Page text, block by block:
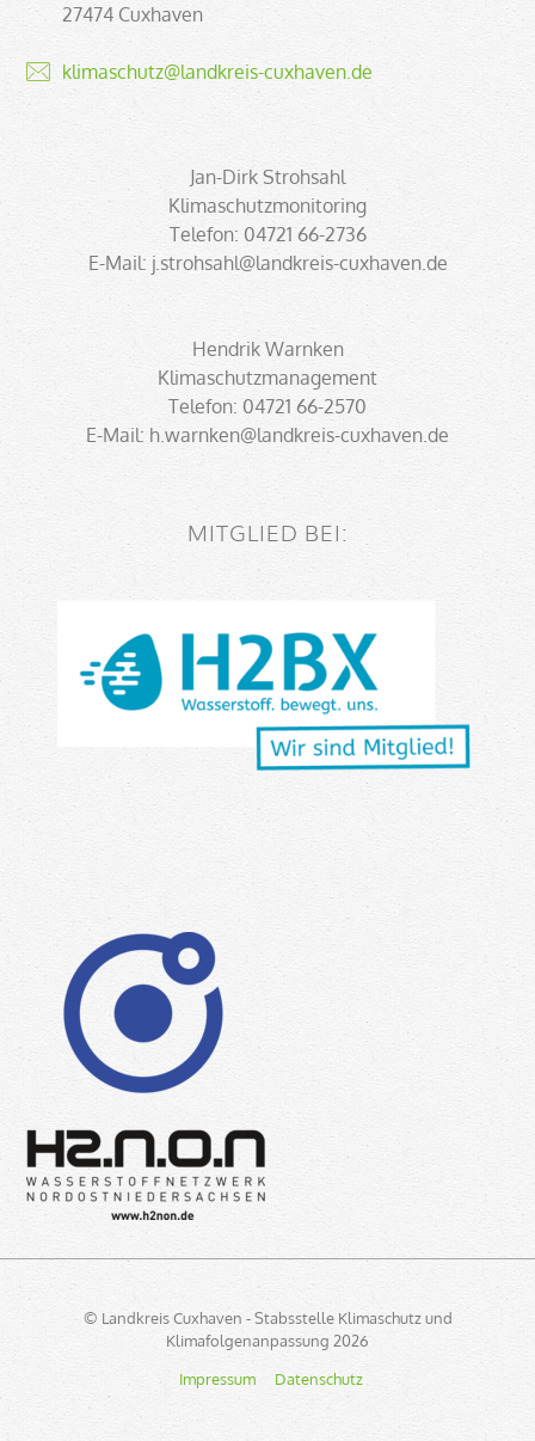
27474 Cuxhaven
klimaschutz@landkreis-cuxhaven.de
Jan-Dirk Strohsahl
Klimaschutzmonitoring
Telefon: 04721 66-2736
E-Mail: j.strohsahl@landkreis-cuxhaven.de
Hendrik Warnken
Klimaschutzmanagement
Telefon: 04721 66-2570
E-Mail: h.warnken@landkreis-cuxhaven.de
MITGLIED BEI:
© Landkreis Cuxhaven - Stabsstelle Klimaschutz und
Klimafolgenanpassung 2026
Navigation
überspringen
Impressum Datenschutz